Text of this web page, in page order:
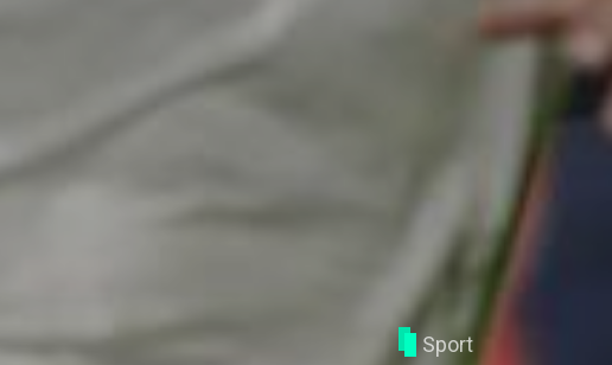
Sport